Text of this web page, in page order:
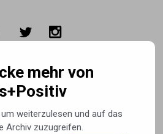
mehr von
weiterzulesen und auf das
Archiv zuzugreifen.